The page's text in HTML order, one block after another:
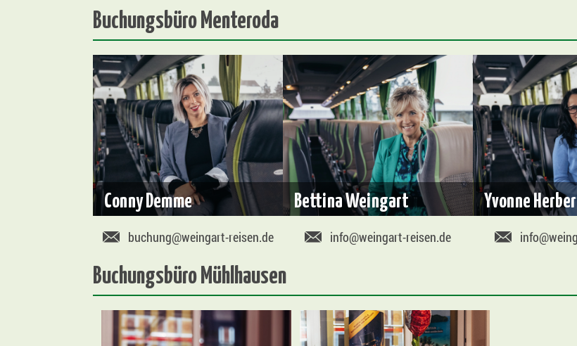
Buchungsbüro Menteroda
Conny Demme
buchung@weingart-reisen.de
Bettina Weingart
info@weingart-reisen.de
Yvonne
Buchungsbüro Mühlhausen